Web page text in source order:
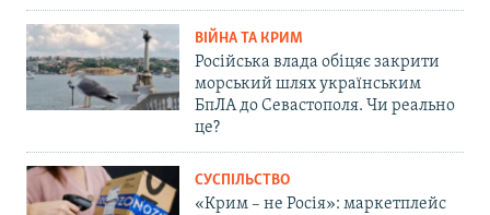
ВІЙНА ТА КРИМ
Російська влада обіцяє закрити
морський шлях українським
БпЛА до Севастополя. Чи реально
це?
СУСПІЛЬСТВО
«Крим – не Росія»: маркетплейс